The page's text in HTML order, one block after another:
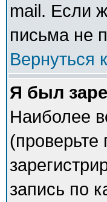
mail. Если
письма не
Вернуться
Я был
Наиболее
запись по